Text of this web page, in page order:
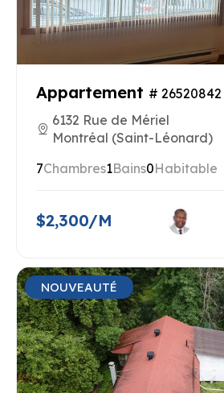
Appartement # 26520842
6132 Rue de Mériel
Montréal (Saint-Léonard)
7Chambres1Bains0Habitable
$2,300/M
NOUVEAUTÉ